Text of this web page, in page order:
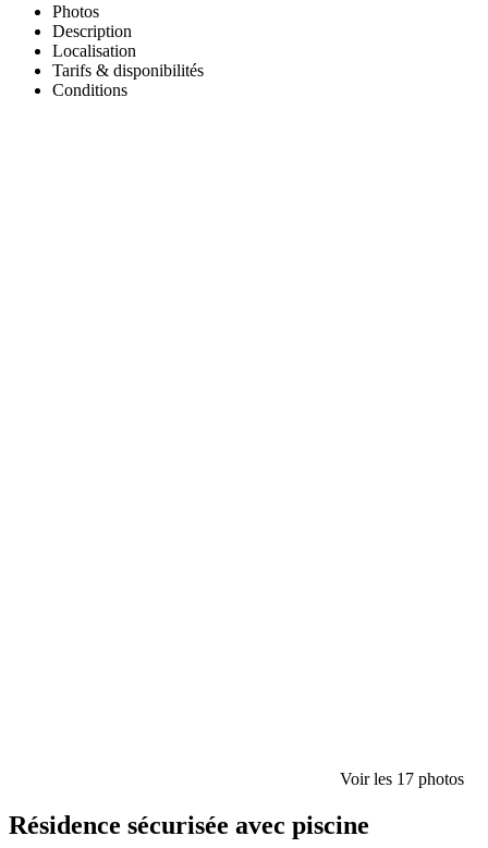
Photos
Description
Localisation
Tarifs & disponibilités
Conditions
Voir les 17 photos
Résidence sécurisée avec piscine